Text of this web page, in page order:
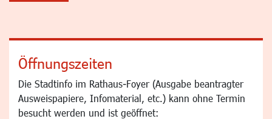
Öffnungszeiten
Die Stadtinfo im Rathaus-Foyer (Ausgabe beantragter
Ausweispapiere, Infomaterial, etc.) kann ohne Termin
besucht werden und ist geöffnet: